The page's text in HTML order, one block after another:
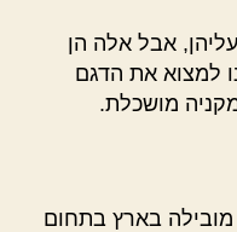
אבל אלה הן
למצוא את הדגם
מושכלת.
מובילה בארץ בתחום